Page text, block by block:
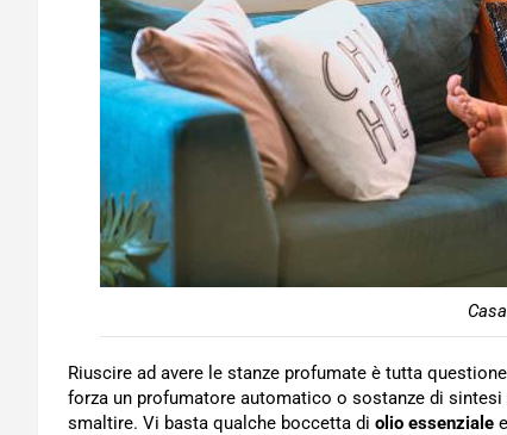
Riuscire ad avere le stanze profumate è tutta
forza un profumatore automatico o sostanze di
smaltire. Vi basta qualche boccetta di olio essenziale